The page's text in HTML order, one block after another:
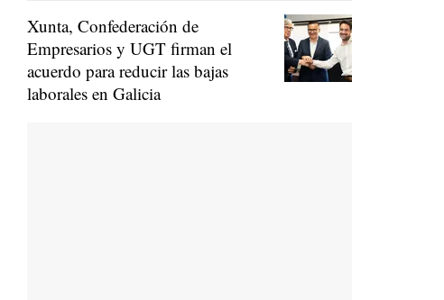
Xunta, Confederación de
Empresarios y UGT firman el
acuerdo para reducir las bajas
laborales en Galicia